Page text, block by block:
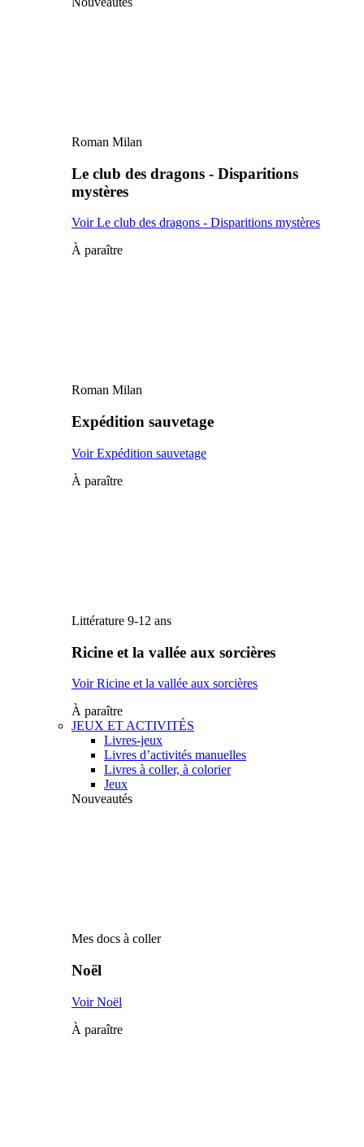
Roman Milan
Le club des dragons - Disparitions
mystères
Voir Le club des dragons - Disparitions mystères
À paraître
Roman Milan
Expédition sauvetage
Voir Expédition sauvetage
À paraître
Littérature 9-12 ans
Ricine et la vallée aux sorcières
Voir Ricine et la vallée aux sorcières
À paraître
JEUX ET ACTIVITÉS
Livres-jeux
Livres d’activités manuelles
Livres à coller, à colorier
Jeux
Nouveautés
Mes docs à coller
Noël
Voir Noël
À paraître